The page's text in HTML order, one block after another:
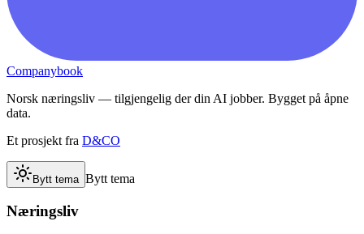
Companybook
Norsk næringsliv — tilgjengelig der din AI jobber. Bygget på åpne
data.
Et prosjekt fra D&CO
Bytt tema Bytt tema
Næringsliv